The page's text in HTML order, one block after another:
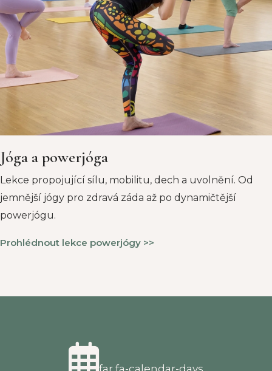
Jóga a powerjóga
Lekce propojující sílu, mobilitu, dech a uvolnění. Od
jemnější jógy pro zdravá záda až po dynamičtější
powerjógu.
Prohlédnout lekce powerjógy >>
far fa-calendar-days